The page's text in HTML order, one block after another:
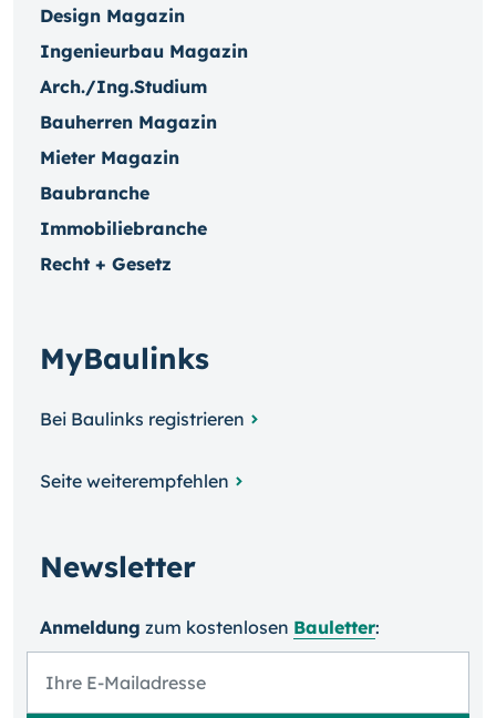
Design Magazin
Ingenieurbau Magazin
Arch./Ing.Studium
Bauherren Magazin
Mieter Magazin
Baubranche
Immobiliebranche
Recht + Gesetz
MyBaulinks
Bei Baulinks registrieren
Seite weiterempfehlen
Newsletter
Anmeldung zum kosten­losen Bauletter: